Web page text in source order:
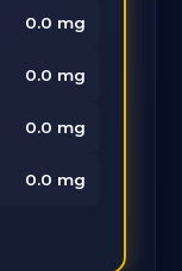
0.0 mg
0.0 mg
0.0 mg
0.0 mg